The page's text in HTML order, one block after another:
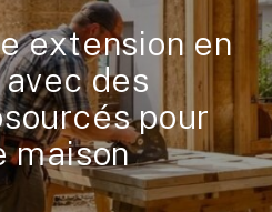
extension en
des
pour
maison